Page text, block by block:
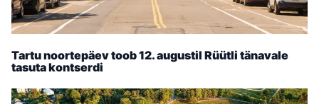
Tartu noortepäev toob 12. augustil Rüütli tänavale
tasuta kontserdi